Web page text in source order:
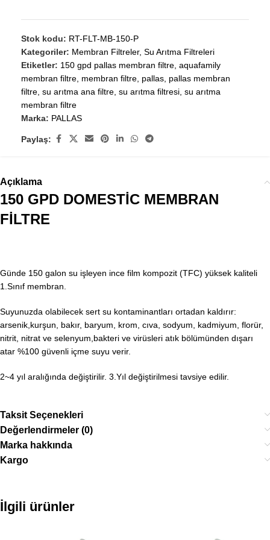
Stok kodu: RT-FLT-MB-150-P
Kategoriler: Membran Filtreler, Su Arıtma Filtreleri
Etiketler: 150 gpd pallas membran filtre, aquafamily
membran filtre, membran filtre, pallas, pallas membran
filtre, su arıtma ana filtre, su arıtma filtresi, su arıtma
membran filtre
Marka: PALLAS
Paylaş:
Açıklama
150 GPD DOMESTİC MEMBRAN
FİLTRE
Günde 150 galon su işleyen ince film kompozit (TFC) yüksek kaliteli
1.Sınıf membran.
Suyunuzda olabilecek sert su kontaminantları ortadan kaldırır:
arsenik,kurşun, bakır, baryum, krom, cıva, sodyum, kadmiyum, florür,
nitrit, nitrat ve selenyum,bakteri ve virüsleri atık bölümünden dışarı
atar %100 güvenli içme suyu verir.
2~4 yıl aralığında değiştirilir. 3.Yıl değiştirilmesi tavsiye edilir.
Taksit Seçenekleri
Değerlendirmeler (0)
Marka hakkında
Kargo
İlgili ürünler